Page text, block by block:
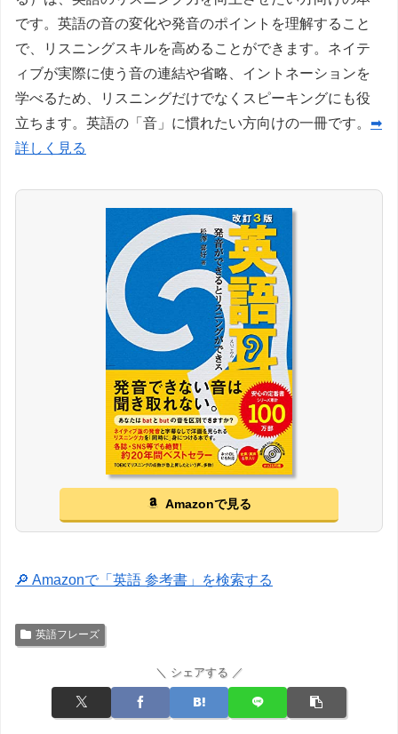
です。英語の音の変化や発音のポイントを理解すること
で、リスニングスキルを高めることができます。ネイテ
ィブが実際に使う音の連結や省略、イントネーションを
学べるため、リスニングだけでなくスピーキングにも役
立ちます。英語の「音」に慣れたい方向けの一冊です。 ➡
詳しく見る
Amazonで見る
🔎 Amazonで「英語 参考書」を検索する
英語フレーズ
＼ シェアする ／